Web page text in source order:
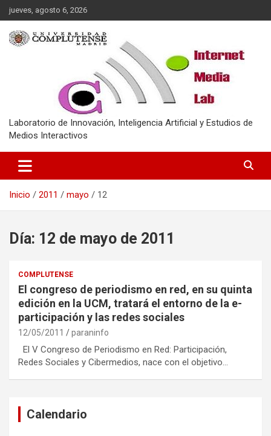
Saltar
al
contenido
jueves, agosto 6, 2026
Laboratorio de Innovación, Inteligencia Artificial y Estudios de
Medios Interactivos
Inicio 2011 mayo 12
Día: 12 de mayo de 2011
COMPLUTENSE
El congreso de periodismo en red, en su quinta
edición en la UCM, tratará el entorno de la e-
participación y las redes sociales
12/05/2011 paraninfo
El V Congreso de Periodismo en Red: Participación,
Redes Sociales y Cibermedios, nace con el objetivo…
Calendario